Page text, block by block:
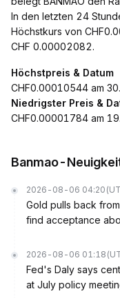
In den letzten 24
Höchstkurs von
CHF 0.00002082.
Höchstpreis & Datum
CHF0.00010544 am
Niedrigster Preis &
CHF0.00001784 am
Banmao-
2026-08-06 04:20
Gold pulls back
find acceptance
2026-08-06 01:18
Fed's Daly says
at July policy